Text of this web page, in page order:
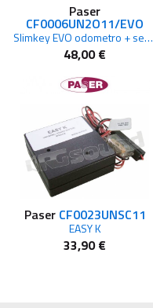
Paser
CF0006UN2O11/EVO
Slimkey EVO odometro + servizi
48,00 €
Paser CF0023UNSC11
EASY K
33,90 €